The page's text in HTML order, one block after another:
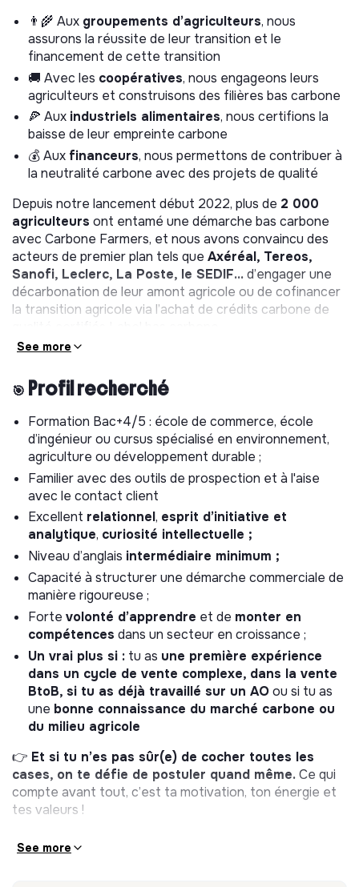
👨‍🌾 Aux groupements d’agriculteurs, nous
assurons la réussite de leur transition et le
financement de cette transition
🚚 Avec les coopératives, nous engageons leurs
agriculteurs et construisons des filières bas carbone
🍕 Aux industriels alimentaires, nous certifions la
baisse de leur empreinte carbone
💰 Aux financeurs, nous permettons de contribuer à
la neutralité carbone avec des projets de qualité
Depuis notre lancement début 2022, plus de 2 000
agriculteurs ont entamé une démarche bas carbone
avec Carbone Farmers, et nous avons convaincu des
acteurs de premier plan tels que Axéréal, Tereos,
Sanofi, Leclerc, La Poste, le SEDIF…d’engager une
décarbonation de leur amont agricole ou de cofinancer
la transition agricole via l’achat de crédits carbone de
C’est dans le cadre de cette
accélération que nous cherchons un
talent prêt à mettre sa meilleure
énergie, son sens de l’organisation, sa
persévérance, son excellent relationnel
et son enthousiasme au service du
développement commercial de Carbone
Farmers et de la coordination de projets
de contribution carbone.
🗃️ Description du poste :
En lien direct avec Yannick, notre Head of Climate
Contribution, tu seras notamment en charge de :
🔹 Stratégie commerciale
Co-construire la stratégie commerciale et ses outils
Identifier et segmenter les partenaires potentiels
Définir les cibles, personae et argumentaires
Business development
Identifier les bons interlocuteurs et comprendre
leurs besoins
Cartographier les clients et les cibles
Prendre le téléphone, appeler les bonnes personnes
Démarcher, présenter, convaincre
See more
🎯 Profil recherché
Formation Bac+4/5 : école de commerce, école
d’ingénieur ou cursus spécialisé en environnement,
agriculture ou développement durable ;
Familier avec des outils de prospection et à l'aise
avec le contact client
Excellent relationnel, esprit d’initiative et
analytique, curiosité intellectuelle ;
Niveau d’anglais intermédiaire minimum ;
Capacité à structurer une démarche commerciale de
manière rigoureuse ;
Forte volonté d’apprendre et de monter en
compétences dans un secteur en croissance ;
Un vrai plus si : tu as une première expérience
dans un cycle de vente complexe, dans la vente
BtoB, si tu as déjà travaillé sur un AOou si tu as
une bonne connaissance du marché carbone ou
du milieu agricole
👉 Et si tu n’es pas sûr(e) de cocher toutes les
cases, on te défie de postuler quand même.Ce qui
compte avant tout, c’est ta motivation, ton énergie et
tes valeurs !
See more